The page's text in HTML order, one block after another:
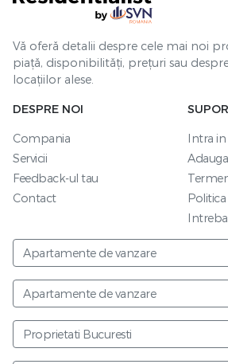
Vă oferă detalii despre cele mai noi
piață, disponibilități, prețuri sau
locațiilor alese.
DESPRE NOI
Compania
Servicii
Feedback-ul tau
Contact
Intra
Apartamente de vanzare
Apartamente de vanzare
Proprietati Bucuresti